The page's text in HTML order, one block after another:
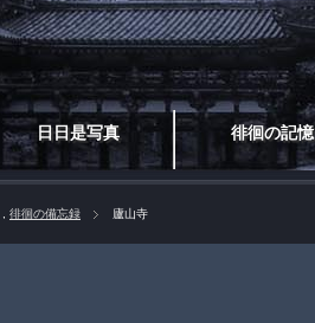
日日是写真 徘徊の記憶
徘徊の備忘録 廬山寺